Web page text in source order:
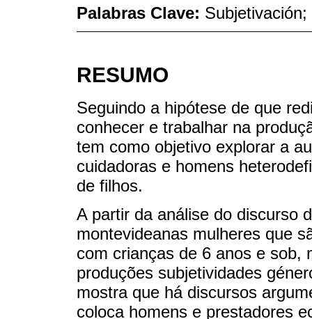
Palabras Clave:
RESUMO
Seguindo a hipótese de que
conhecer e trabalhar na
tem como objetivo explorar a
cuidadoras e homens
de filhos.
A partir da análise do discurso
montevideanas mulheres que
com crianças de 6 anos e sob,
produções subjetividades
mostra que há discursos
coloca homens e prestadores